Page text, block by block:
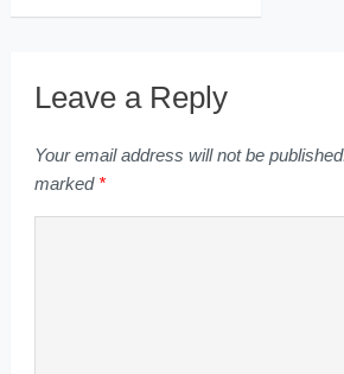
Leave a Reply
Your email address will not be
marked *